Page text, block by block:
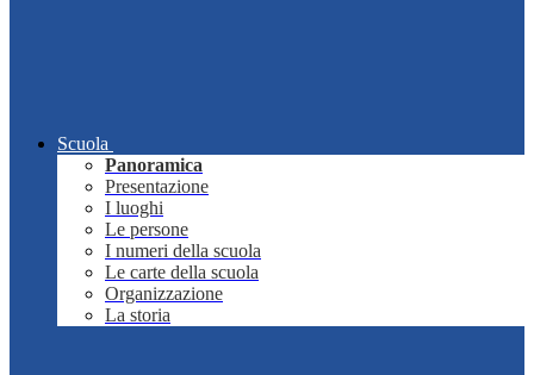
Scuola
Panoramica
Presentazione
I luoghi
Le persone
I numeri della scuola
Le carte della scuola
Organizzazione
La storia